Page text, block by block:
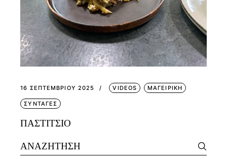
16 ΣΕΠΤΕΜΒΡΊΟΥ 2025 VIDEOS ΜΑΓΕΙΡΙΚΗ
ΣΥΝΤΑΓΕΣ
ΠΑΣΤΙΤΣΙΟ
Search
for: